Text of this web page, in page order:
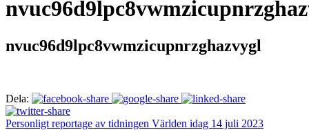
nvuc96d9lpc8vwmzicupnrzghazvygl
Dela:
Personligt reportage av tidningen Världen idag 14 juli 2023